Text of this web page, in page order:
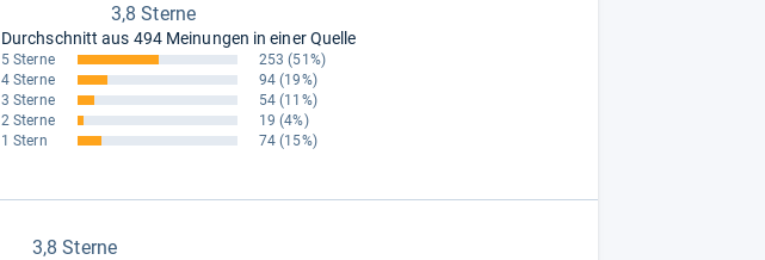
3,8 Sterne
Durchschnitt aus 494 Meinungen in einer Quelle
5 Sterne 253 (51%)
4 Sterne
94 (19%)
3 Sterne
54 (11%)
2 Sterne
19 (4%)
1 Stern
74 (15%)
3,8 Sterne